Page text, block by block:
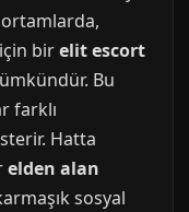
ortamlarda,
birelit escort
Bu
farklı
Hatta
elden alan
sosyal